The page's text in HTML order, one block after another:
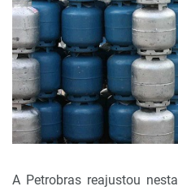
A Petrobras reajustou